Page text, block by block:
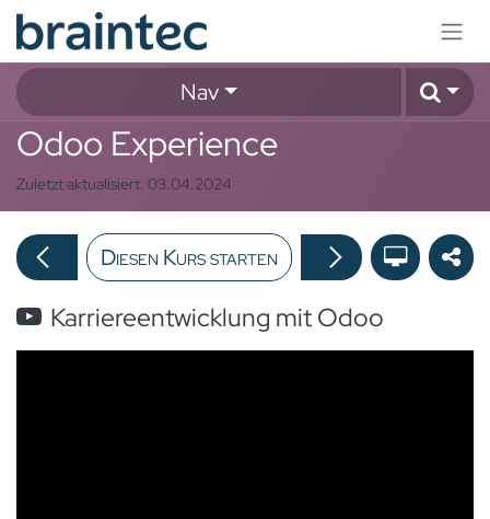
Zum Inhalt springen
Nav
Odoo Experience
Zuletzt aktualisiert: 03.04.2024
Karriereentwicklung mit Odoo
Diesen Kurs starten